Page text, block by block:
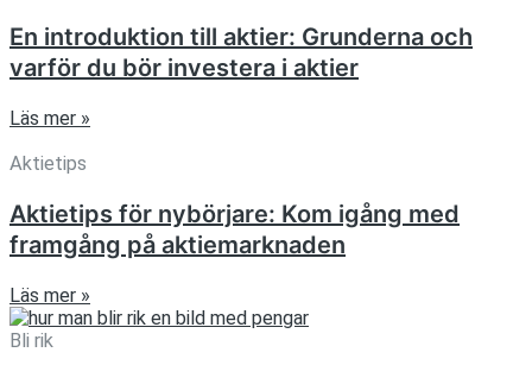
En introduktion till aktier: Grunderna och
varför du bör investera i aktier
Läs mer »
Aktietips
Aktietips för nybörjare: Kom igång med
framgång på aktiemarknaden
Läs mer »
Bli rik